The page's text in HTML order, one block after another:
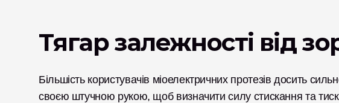
Тягар залежності від
Більшість користувачів міоелектричних протезів досить
своєю штучною рукою, щоб визначити силу стискання та